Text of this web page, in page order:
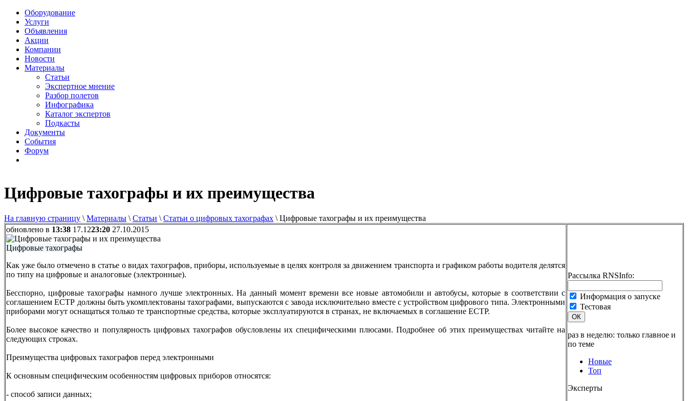
Цифровые тахографы и их преимущества
На главную страницу \ Материалы \ Статьи \ Статьи о цифровых тахографах \ Цифровые тахографы и их преимущества
обновлено в 13:38 17.1223:20 27.10.2015
Цифровые тахографы
Как уже было отмечено в статье о видах тахографов, приборы, используемые в целях контроля за движением транспорта и графиком работы водителя делятся
по типу на цифровые и аналоговые (электронные).
Бесспорно, цифровые тахографы намного лучше электронных. На данный момент времени все новые автомобили и автобусы, которые в соответствии с
соглашением ЕСТР должны быть укомплектованы тахографами, выпускаются с завода исключительно вместе с устройством цифрового типа. Электронными
приборами могут оснащаться только те транспортные средства, которые эксплуатируются в странах, не включаемых в соглашение ЕСТР.
Более высокое качество и популярность цифровых тахографов обусловлены их специфическими плюсами. Подробнее об этих преимуществах читайте на
следующих строках.
Преимущества цифровых тахографов перед электронными
К основным специфическим особенностям цифровых приборов относятся:
- способ записи данных;
Рассылка RNSInfo:
Информация о запуске
Тестовая
ОК
раз в неделю: только главное и
по теме
Новые
Топ
Эксперты
Оборудование
Услуги
Объявления
Акции
Компании
Новости
Материалы
Статьи
Экспертное мнение
Разбор полетов
Инфографика
Каталог экспертов
Подкасты
Документы
События
Форум